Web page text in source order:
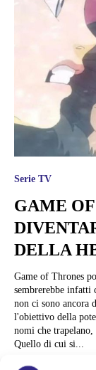
Serie TV
GAME
DELLA
Game of Thrones
sembrerebbe infatti
non ci sono ancora
l'obiettivo della
nomi che
Quello di cui si...